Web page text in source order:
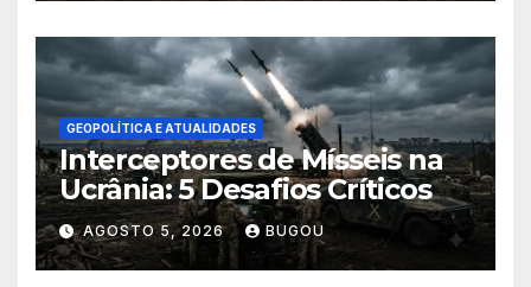
GEOPOLÍTICA E ATUALIDADES
Interceptores de Mísseis na
Ucrânia: 5 Desafios Críticos
AGOSTO 5, 2026 BUGOU